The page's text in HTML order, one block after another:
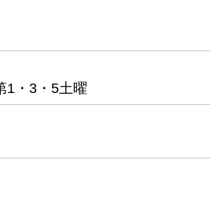
1・3・5土曜